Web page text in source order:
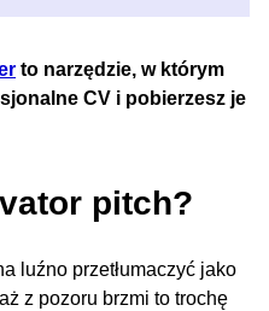
to narzędzie, w którym
CV i pobierzesz je
pitch?
luźno przetłumaczyć jako
z pozoru brzmi to trochę